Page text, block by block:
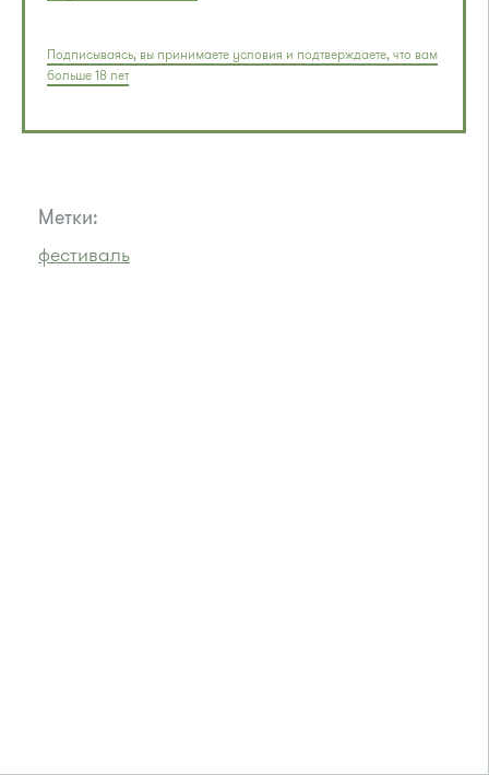
Подписываясь, вы принимаете условия и подтверждаете, что вам
больше 18 лет
Метки:
фестиваль